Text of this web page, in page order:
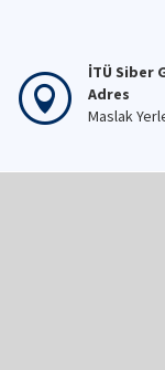
İTÜ Siber
Adres
Maslak